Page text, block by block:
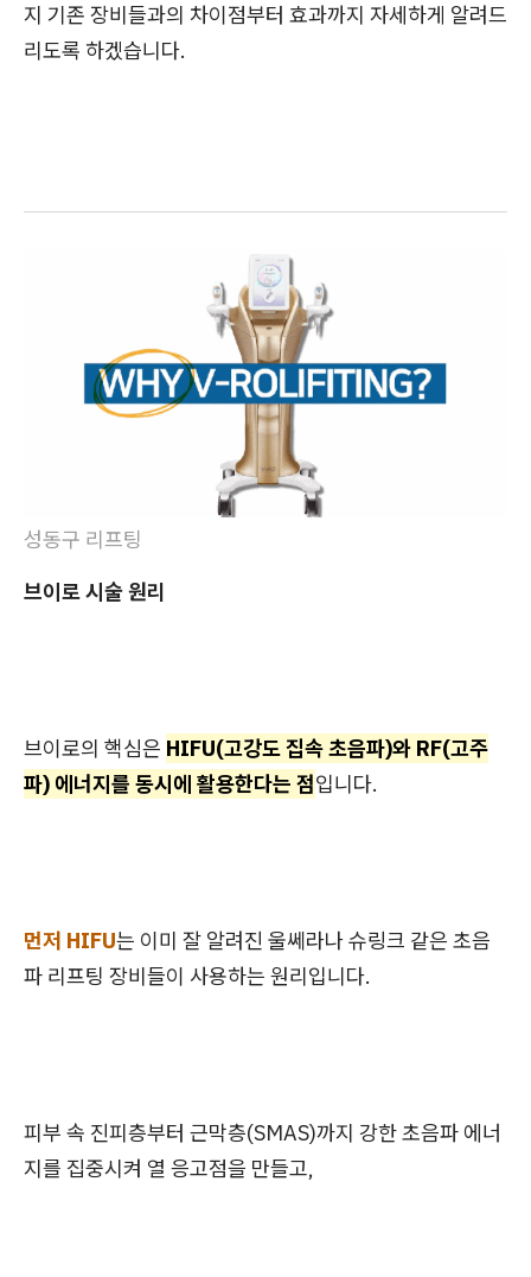
지 기존 장비들과의 차이점부터 효과까지 자세하게 알려드
리도록 하겠습니다.
성동구 리프팅
브이로 시술 원리
브이로의 핵심은 HIFU(고강도 집속 초음파)와 RF(고주
파) 에너지를 동시에 활용한다는 점입니다.
먼저 HIFU는 이미 잘 알려진 울쎄라나 슈링크 같은 초음
파 리프팅 장비들이 사용하는 원리입니다.
피부 속 진피층부터 근막층(SMAS)까지 강한 초음파 에너
지를 집중시켜 열 응고점을 만들고,